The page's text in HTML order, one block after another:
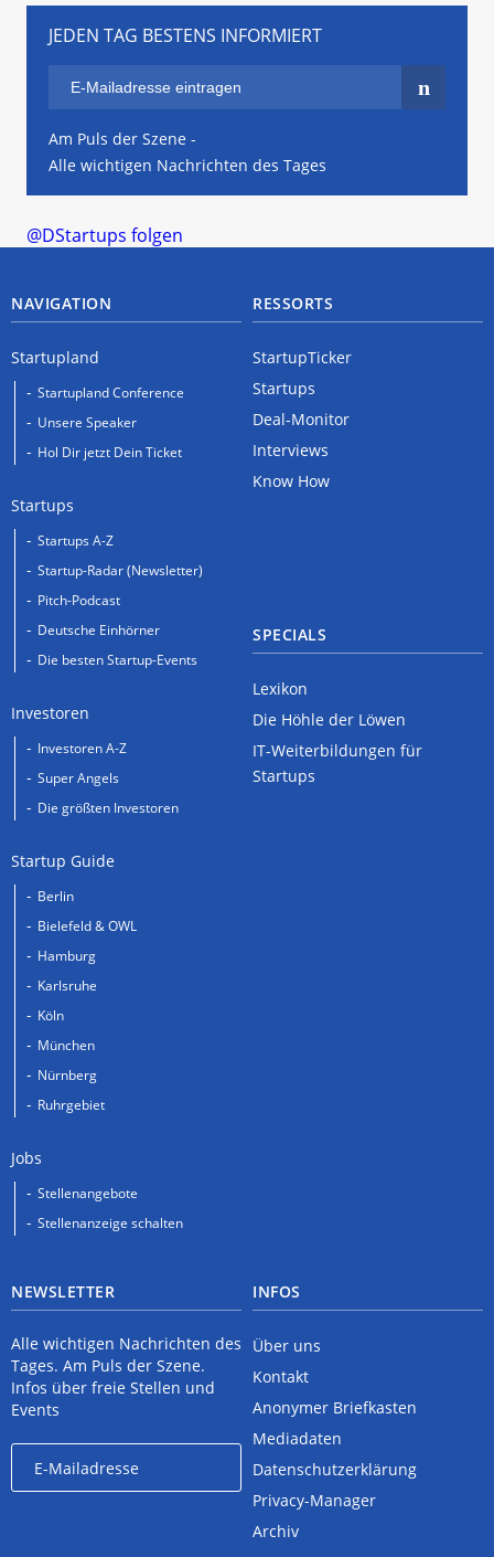
JEDEN TAG BESTENS INFORMIERT
Am Puls der Szene -
Alle wichtigen Nachrichten des Tages
@DStartups folgen
NAVIGATION
Startupland
Startupland Conference
Unsere Speaker
Hol Dir jetzt Dein Ticket
Startups
Startups A-Z
Startup-Radar (Newsletter)
Pitch-Podcast
Deutsche Einhörner
Die besten Startup-Events
Investoren
Investoren A-Z
Super Angels
Die größten Investoren
Startup Guide
Berlin
Bielefeld & OWL
Hamburg
Karlsruhe
Köln
München
Nürnberg
Ruhrgebiet
Jobs
Stellenangebote
Stellenanzeige schalten
RESSORTS
StartupTicker
Startups
Deal-Monitor
Interviews
Know How
SPECIALS
Lexikon
Die Höhle der Löwen
IT-Weiterbildungen für
Startups
NEWSLETTER
Alle wichtigen Nachrichten des
Tages. Am Puls der Szene.
Infos über freie Stellen und
Events
INFOS
Über uns
Kontakt
Anonymer Briefkasten
Mediadaten
Datenschutzerklärung
Privacy-Manager
Archiv